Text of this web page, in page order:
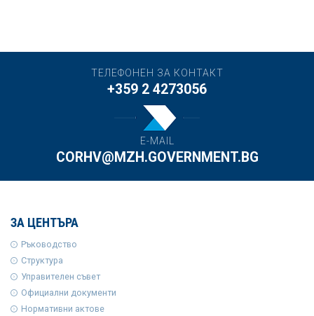
ТЕЛЕФОНЕН ЗА КОНТАКТ
+359 2 4273056
E-MAIL
CORHV@MZH.GOVERNMENT.BG
ЗА ЦЕНТЪРА
Ръководство
Структура
Управителен съвет
Официални документи
Нормативни актове